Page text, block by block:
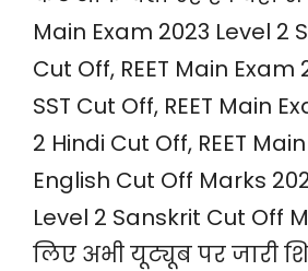
Main Exam 2023 Level 2
Cut Off, REET Main Exam
SST Cut Off, REET Main
2 Hindi Cut Off, REET
English Cut Off Marks
Level 2 Sanskrit Cut Off
लिए अभी यूट्यूब पर जारी